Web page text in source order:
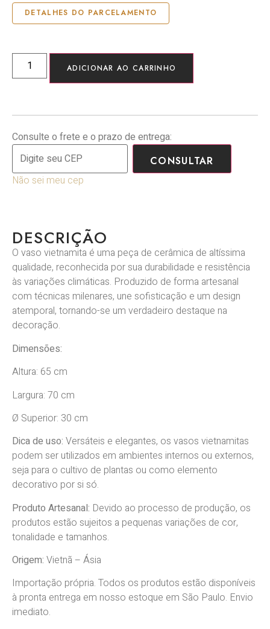
DETALHES DO PARCELAMENTO
ADICIONAR AO CARRINHO
Consulte o frete e o prazo de entrega:
CONSULTAR
Não sei meu cep
DESCRIÇÃO
O vaso vietnamita é uma peça de cerâmica de altíssima
qualidade, reconhecida por sua durabilidade e resistência
às variações climáticas. Produzido de forma artesanal
com técnicas milenares, une sofisticação e um design
atemporal, tornando-se um verdadeiro destaque na
decoração.
Dimensões:
Altura: 65 cm
Largura: 70 cm
Ø Superior: 30 cm
Dica de uso: Versáteis e elegantes, os vasos vietnamitas
podem ser utilizados em ambientes internos ou externos,
seja para o cultivo de plantas ou como elemento
decorativo por si só.
Produto Artesanal: Devido ao processo de produção, os
produtos estão sujeitos a pequenas variações de cor,
tonalidade e tamanhos.
Origem: Vietnã – Ásia
Importação própria. Todos os produtos estão disponíveis
à pronta entrega em nosso estoque em São Paulo. Envio
imediato.